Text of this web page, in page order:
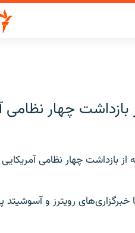
چهار نظامی
بازداشت چهار نظامی
رويترز و